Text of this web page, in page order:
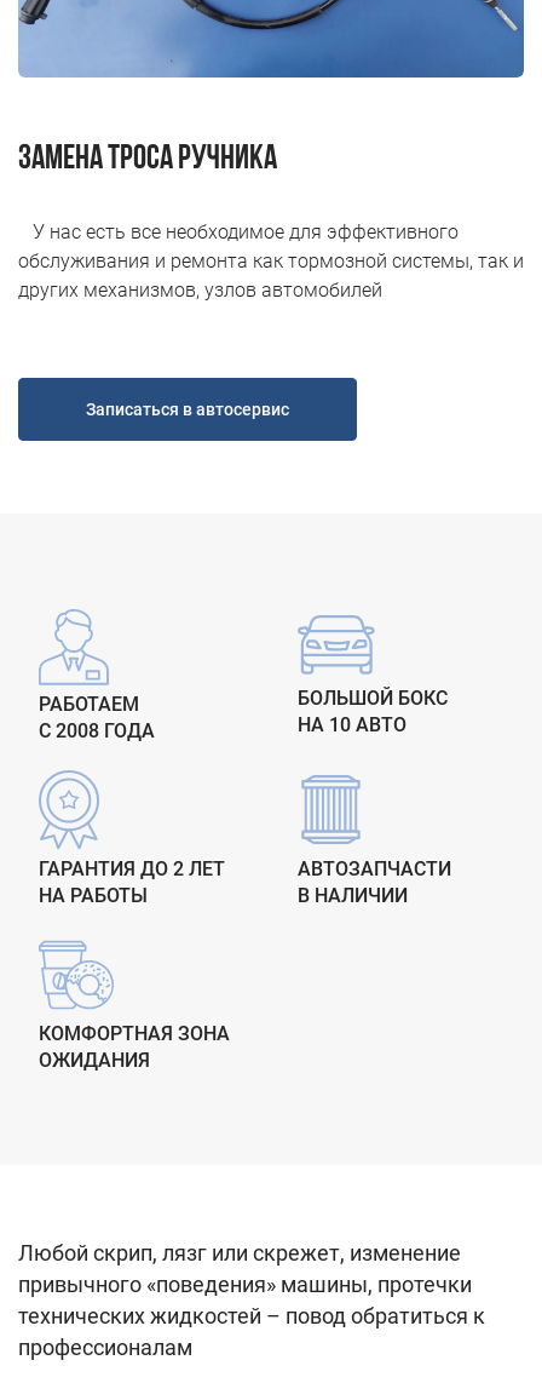
Пн-Пт 9.00 - 19.00; Сб, Вс - Выходной
+7 (831) 214-00-50
Замена троса ручника
У нас есть все необходимое для эффективного
обслуживания и ремонта как тормозной системы, так и
других механизмов, узлов автомобилей
Записаться в автосервис
РАБОТАЕМ
С 2008 ГОДА
БОЛЬШОЙ БОКС
НА 10 АВТО
ГАРАНТИЯ ДО 2 ЛЕТ
НА РАБОТЫ
АВТОЗАПЧАСТИ
В НАЛИЧИИ
КОМФОРТНАЯ ЗОНА
ОЖИДАНИЯ
Любой скрип, лязг или скрежет, изменение
привычного «поведения» машины, протечки
технических жидкостей – повод обратиться к
профессионалам